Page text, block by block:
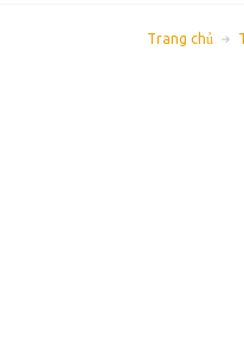
Trang chủ